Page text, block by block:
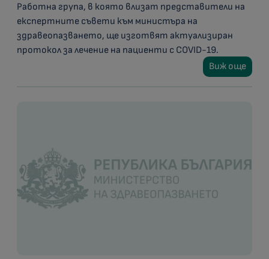
Работна група, в която влизат представители на
експертните съвети към министъра на
здравеопазването, ще изготвят актуализиран
протокол за лечение на пациенти с COVID-19.
Виж още